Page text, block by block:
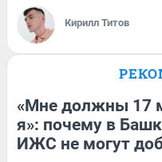
Кирилл Титов
«Мне должны 17
я»: почему в
ИЖС не могут